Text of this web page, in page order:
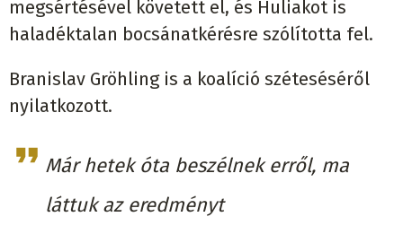
megsértésével követett el, és Huliakot is
haladéktalan bocsánatkérésre szólította fel.
Branislav Gröhling is a koalíció széteséséről
nyilatkozott.
Már hetek óta beszélnek erről, ma
láttuk az eredményt